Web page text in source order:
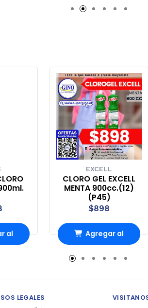
carrito
al
EXCELL
CLORO GEL EXCELL
MENTA 900cc.(12)
(P45)
$898
Agregar al
carrito
LEGALES